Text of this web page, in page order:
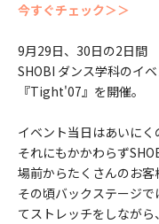
今すぐチェック＞＞
9月29日、30日の2日間
SHOBI ダンス学科のイ
『Tight'07』を開催。
イベント当日はあいにく
それにもかかわらず
場前からたくさんのお客
その頃バックステージ
てストレッチをしなが